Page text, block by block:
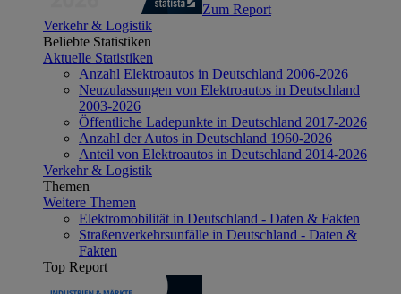
Zum Report
Verkehr & Logistik
Beliebte Statistiken
Aktuelle Statistiken
Anzahl Elektroautos in Deutschland 2006-2026
Neuzulassungen von Elektroautos in Deutschland
2003-2026
Öffentliche Ladepunkte in Deutschland 2017-2026
Anzahl der Autos in Deutschland 1960-2026
Anteil von Elektroautos in Deutschland 2014-2026
Verkehr & Logistik
Themen
Weitere Themen
Elektromobilität in Deutschland - Daten & Fakten
Straßenverkehrsunfälle in Deutschland - Daten &
Fakten
Top Report